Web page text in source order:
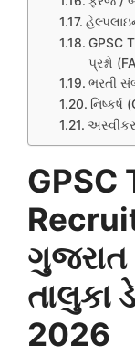
GPSC
પ્રશ્નો
ભરતી
નિષ્કર્ષ
GPSC
2026